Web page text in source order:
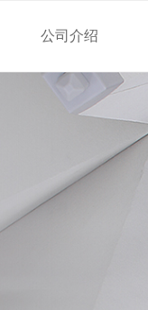
公司介绍